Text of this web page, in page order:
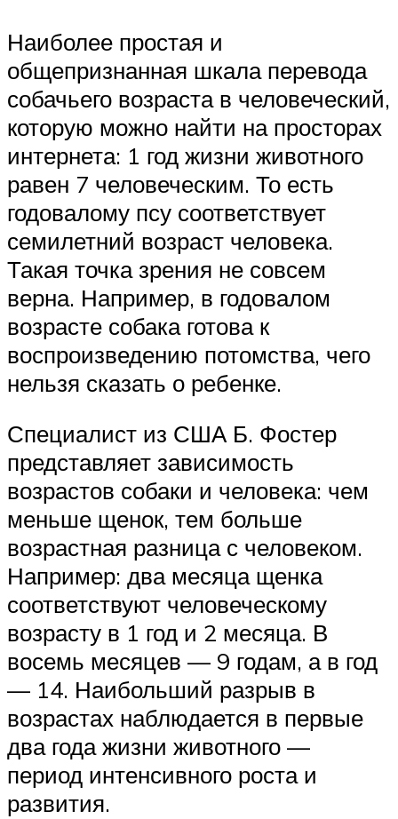
Наиболее простая и
общепризнанная шкала перевода
собачьего возраста в человеческий,
которую можно найти на просторах
интернета: 1 год жизни животного
равен 7 человеческим. То есть
годовалому псу соответствует
семилетний возраст человека.
Такая точка зрения не совсем
верна. Например, в годовалом
возрасте собака готова к
воспроизведению потомства, чего
нельзя сказать о ребенке.
Специалист из США Б. Фостер
представляет зависимость
возрастов собаки и человека: чем
меньше щенок, тем больше
возрастная разница с человеком.
Например: два месяца щенка
соответствуют человеческому
возрасту в 1 год и 2 месяца. В
восемь месяцев — 9 годам, а в год
— 14. Наибольший разрыв в
возрастах наблюдается в первые
два года жизни животного —
период интенсивного роста и
развития.